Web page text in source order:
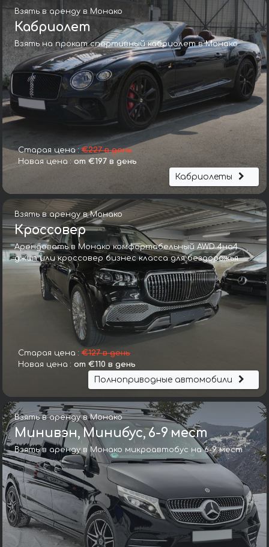
Взять в аренду в Монако
Кабриолет
Взять на прокат спортивный кабриолет в Монако
Старая цена :€227 в день
Новая цена : от €197 в день
Кабриолеты
Взять в аренду в Монако
Кроссовер
Арендовать в Монако комфортабельный AWD 4на4
джип или кроссовер бизнес класса для бездорожья
Старая цена : €127 в день
Новая цена : от €110 в день
Полноприводные автомобили
Взять в аренду в Монако
Минивэн, Минибус, 6-9 мест
Взять в аренду в Монако микроавтобус на 6-9 мест